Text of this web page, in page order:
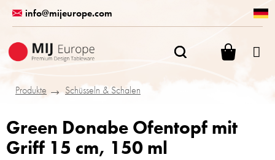
Inhalt
springen
info@mijeurope.com
Produkte Schüsseln & Schalen
Green Donabe Ofentopf mit
Griff 15 cm, 150 ml